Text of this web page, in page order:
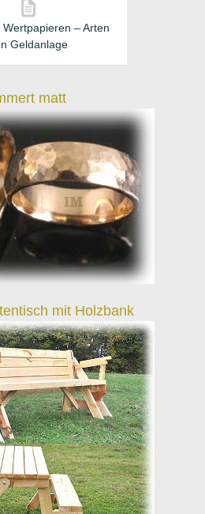
Wertpapieren – Arten
Geldanlage
matt
mit Holzbank